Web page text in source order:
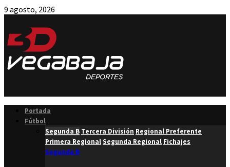
9 agosto, 2026
Portada
Fútbol
Segunda B Tercera División Regional Preferente
Primera RegionalSegunda Regional Fichajes
Segunda B